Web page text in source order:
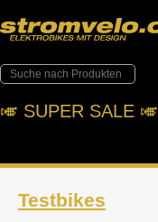
🎺︎ SUPER SALE 🎺︎
Testbikes